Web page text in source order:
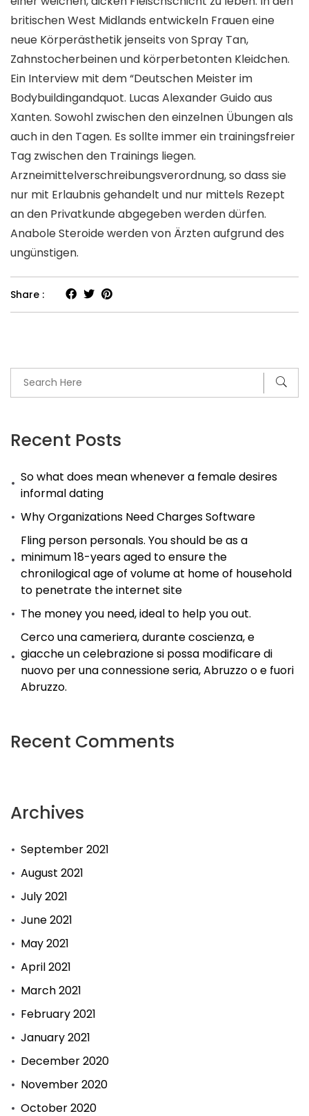
Recent Posts
So what does mean whenever a female desires
informal dating
Why Organizations Need Charges Software
Fling person personals. You should be as a
minimum 18-years aged to ensure the
chronilogical age of volume at home of household
to penetrate the internet site
The money you need, ideal to help you out.
Cerco una cameriera, durante coscienza, e
giacche un celebrazione si possa modificare di
nuovo per una connessione seria, Abruzzo o e fuori
Abruzzo.
Recent Comments
Archives
September 2021
August 2021
July 2021
June 2021
May 2021
April 2021
March 2021
February 2021
January 2021
December 2020
November 2020
October 2020
britischen West Midlands entwickeln Frauen eine
neue Körperästhetik jenseits von Spray Tan,
Zahnstocherbeinen und körperbetonten Kleidchen.
Ein Interview mit dem “Deutschen Meister im
Bodybuildingandquot. Lucas Alexander Guido aus
Xanten. Sowohl zwischen den einzelnen Übungen als
auch in den Tagen. Es sollte immer ein trainingsfreier
Tag zwischen den Trainings liegen.
Arzneimittelverschreibungsverordnung, so dass sie
nur mit Erlaubnis gehandelt und nur mittels Rezept
an den Privatkunde abgegeben werden dürfen.
Anabole Steroide werden von Ärzten aufgrund des
ungünstigen.
Share :